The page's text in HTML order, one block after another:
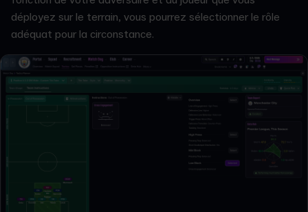
déployez sur le terrain, vous pourrez sélectionner le rôle
adéquat pour la circonstance.